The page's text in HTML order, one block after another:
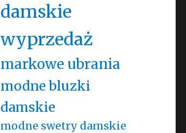
damskie
wyprzedaż
markowe ubrania
modne bluzki
damskie
modne swetry damskie